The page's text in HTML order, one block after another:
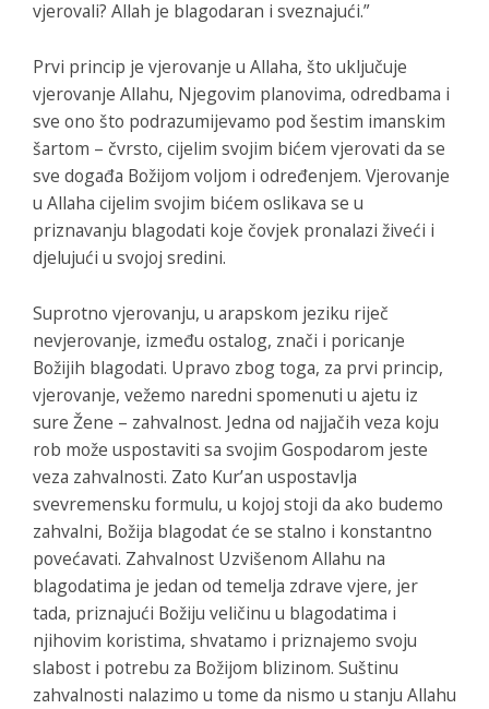
vjerovali? Allah je blagodaran i sveznajući.”
Prvi princip je vjerovanje u Allaha, što uključuje
vjerovanje Allahu, Njegovim planovima, odredbama i
sve ono što podrazumijevamo pod šestim imanskim
šartom – čvrsto, cijelim svojim bićem vjerovati da se
sve događa Božijom voljom i određenjem. Vjerovanje
u Allaha cijelim svojim bićem oslikava se u
priznavanju blagodati koje čovjek pronalazi živeći i
djelujući u svojoj sredini.
Suprotno vjerovanju, u arapskom jeziku riječ
nevjerovanje, između ostalog, znači i poricanje
Božijih blagodati. Upravo zbog toga, za prvi princip,
vjerovanje, vežemo naredni spomenuti u ajetu iz
sure Žene – zahvalnost. Jedna od najjačih veza koju
rob može uspostaviti sa svojim Gospodarom jeste
veza zahvalnosti. Zato Kur’an uspostavlja
svevremensku formulu, u kojoj stoji da ako budemo
zahvalni, Božija blagodat će se stalno i konstantno
povećavati. Zahvalnost Uzvišenom Allahu na
blagodatima je jedan od temelja zdrave vjere, jer
tada, priznajući Božiju veličinu u blagodatima i
njihovim koristima, shvatamo i priznajemo svoju
slabost i potrebu za Božijom blizinom. Suštinu
zahvalnosti nalazimo u tome da nismo u stanju Allahu